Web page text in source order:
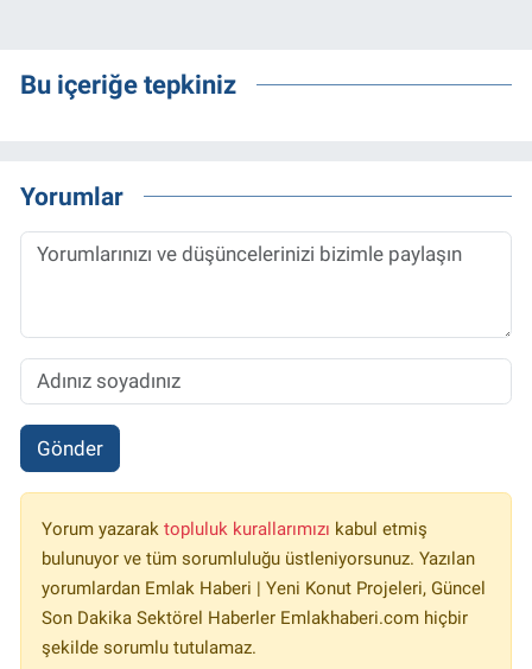
Bu içeriğe tepkiniz
Yorumlar
Gönder
Yorum yazarak topluluk kurallarımızı kabul etmiş
bulunuyor ve tüm sorumluluğu üstleniyorsunuz. Yazılan
yorumlardan Emlak Haberi | Yeni Konut Projeleri, Güncel
Son Dakika Sektörel Haberler Emlakhaberi.com hiçbir
şekilde sorumlu tutulamaz.